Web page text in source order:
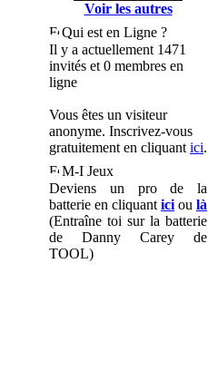
Voir les autres
Qui est en Ligne ?
Il y a actuellement 1471
invités et 0 membres en
ligne
Vous êtes un visiteur
anonyme. Inscrivez-vous
gratuitement en cliquant ici.
M-I Jeux
Deviens un pro de la
batterie en cliquant ici ou là
(Entraîne toi sur la batterie
de Danny Carey de
TOOL)